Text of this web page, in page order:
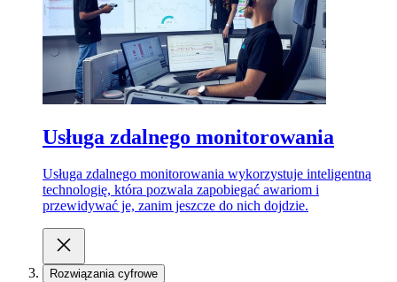
Usługa zdalnego monitorowania
Usługa zdalnego monitorowania wykorzystuje inteligentną
technologię, która pozwala zapobiegać awariom i
przewidywać je, zanim jeszcze do nich dojdzie.
Rozwiązania cyfrowe